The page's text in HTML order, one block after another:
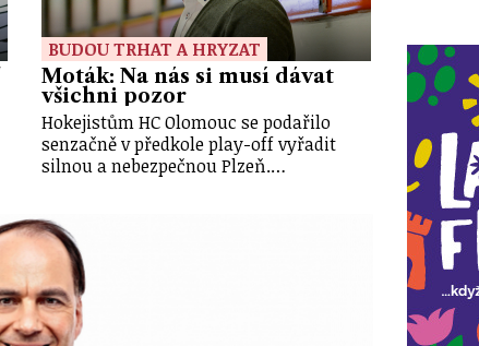
BUDOU TRHAT A HRYZAT
Moták: Na nás si musí dávat
všichni pozor
Hokejistům HC Olomouc se podařilo
senzačně v předkole play-off vyřadit
silnou a nebezpečnou Plzeň.…